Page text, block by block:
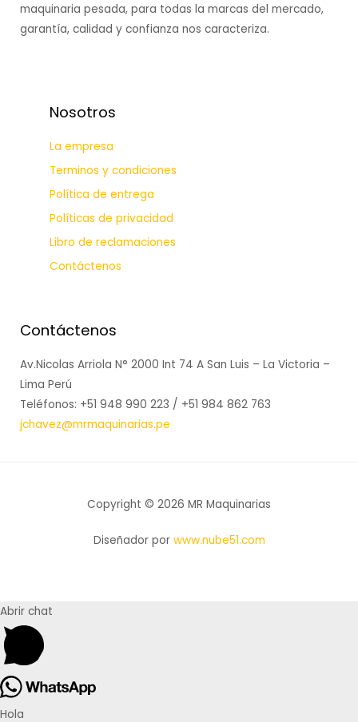
maquinaria pesada, para todas la marcas del mercado,
garantía, calidad y confianza nos caracteriza.
Nosotros
La empresa
Terminos y condiciones
Política de entrega
Políticas de privacidad
Libro de reclamaciones
Contáctenos
Contáctenos
Av.Nicolas Arriola N° 2000 Int 74 A San Luis – La Victoria –
Lima Perú
Teléfonos: +51 948 990 223 / +51 984 862 763
jchavez@mrmaquinarias.pe
Copyright © 2026 MR Maquinarias
Diseñador por www.nube51.com
Abrir chat
Hola